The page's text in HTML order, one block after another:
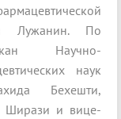
Лужанин. По
Научно-
наук
Бехешти,
Ширази и вице-